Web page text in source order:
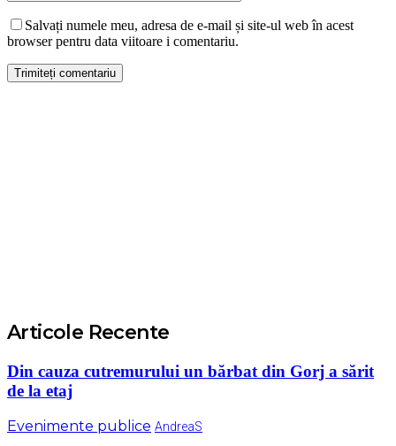
Salvați numele meu, adresa de e-mail și site-ul web în acest
browser pentru data viitoare i comentariu.
Articole Recente
Din cauza cutremurului un bărbat din Gorj a sărit
de la etaj
Evenimente publice AndreaS